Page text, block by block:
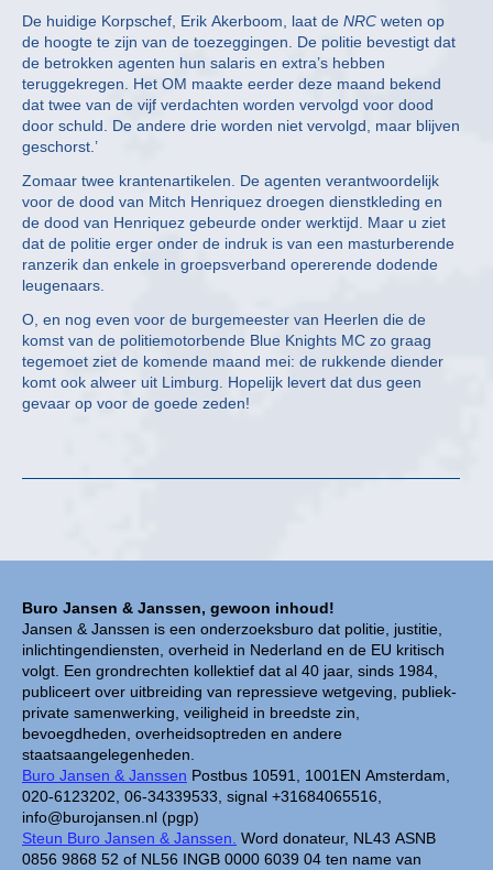
Buro Jansen & Janssen, gewoon inhoud!
Jansen & Janssen is een onderzoeksburo dat politie, justitie,
inlichtingendiensten, overheid in Nederland en de EU kritisch
volgt. Een grondrechten kollektief dat al 40 jaar, sinds 1984,
publiceert over uitbreiding van repressieve wetgeving, publiek-
private samenwerking, veiligheid in breedste zin,
bevoegdheden, overheidsoptreden en andere
staatsaangelegenheden.
Buro Jansen & Janssen Postbus 10591, 1001EN Amsterdam,
020-6123202, 06-34339533, signal +31684065516,
info@burojansen.nl (pgp)
Steun Buro Jansen & Janssen. Word donateur, NL43 ASNB
0856 9868 52 of NL56 INGB 0000 6039 04 ten name van
De huidige Korpschef, Erik Akerboom, laat de NRC weten op
de hoogte te zijn van de toezeggingen. De politie bevestigt dat
de betrokken agenten hun salaris en extra’s hebben
teruggekregen. Het OM maakte eerder deze maand bekend
dat twee van de vijf verdachten worden vervolgd voor dood
door schuld. De andere drie worden niet vervolgd, maar blijven
geschorst.’
Zomaar twee krantenartikelen. De agenten verantwoordelijk
voor de dood van Mitch Henriquez droegen dienstkleding en
de dood van Henriquez gebeurde onder werktijd. Maar u ziet
dat de politie erger onder de indruk is van een masturberende
ranzerik dan enkele in groepsverband opererende dodende
leugenaars.
O, en nog even voor de burgemeester van Heerlen die de
komst van de politiemotorbende Blue Knights MC zo graag
tegemoet ziet de komende maand mei: de rukkende diender
komt ook alweer uit Limburg. Hopelijk levert dat dus geen
gevaar op voor de goede zeden!